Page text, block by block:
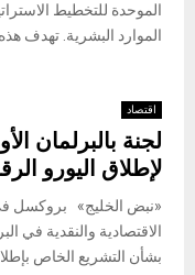
الموحدة للتخطيط
الموارد البشرية. تهدف
اقتصاد
لجنة بالبرلمان
لإطلاق اليورو
الاقتصادية والنقدية في
بشأن التشريع الخاص